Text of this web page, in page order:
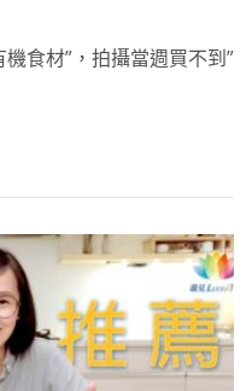
食材”，拍攝當週買不到”